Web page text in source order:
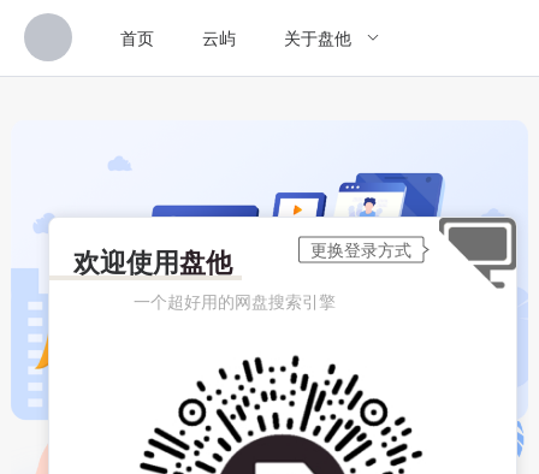
首页 云屿 关于盘他
欢迎使用盘他
一个超好用的网盘搜索引擎